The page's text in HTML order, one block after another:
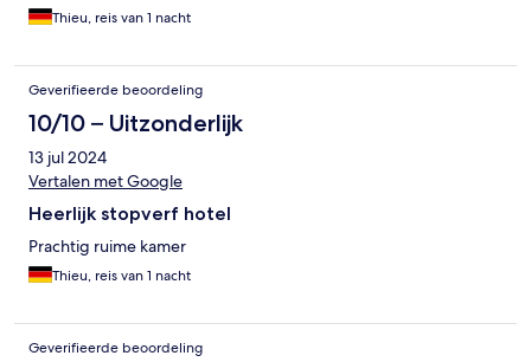
Thieu, reis van 1 nacht
Geverifieerde beoordeling
10/10 – Uitzonderlijk
13 jul 2024
Vertalen met Google
Heerlijk stopverf hotel
Prachtig ruime kamer
Thieu, reis van 1 nacht
Geverifieerde beoordeling